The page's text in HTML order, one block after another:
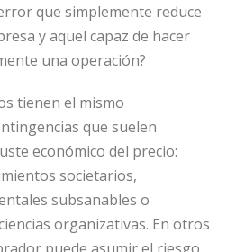
que simplemente reduce
y aquel capaz de hacer
una operación?
tienen el mismo
que suelen
económico del precio:
societarios,
subsanables o
organizativas. En otros